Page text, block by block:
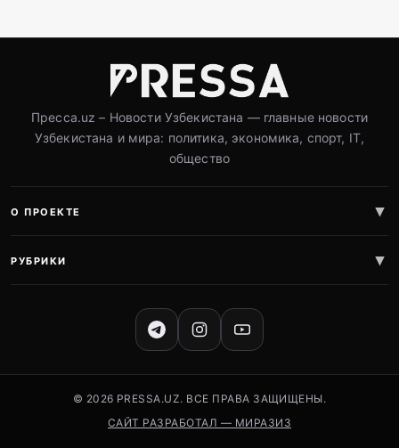
Пресса.uz – Новости Узбекистана — главные новости
Узбекистана и мира: политика, экономика, спорт, IT,
общество
О ПРОЕКТЕ
РУБРИКИ
© 2026 PRESSA.UZ. ВСЕ ПРАВА ЗАЩИЩЕНЫ.
САЙТ РАЗРАБОТАЛ — МИРАЗИЗ